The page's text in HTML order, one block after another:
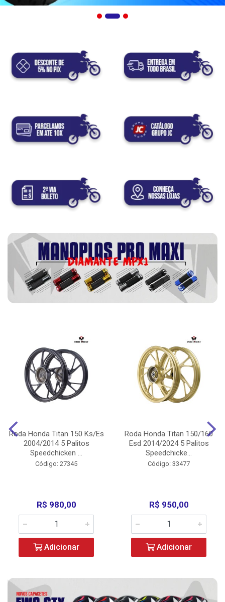
Roda Honda Titan 150 Ks/Es
2004/2014 5 Palitos
Speedchicken ...
Código: 27345
R$ 980,00
Adicionar
Roda Honda Titan 150/160
Esd 2014/2024 5 Palitos
Speedchicke...
Código: 33477
R$ 950,00
Adicionar